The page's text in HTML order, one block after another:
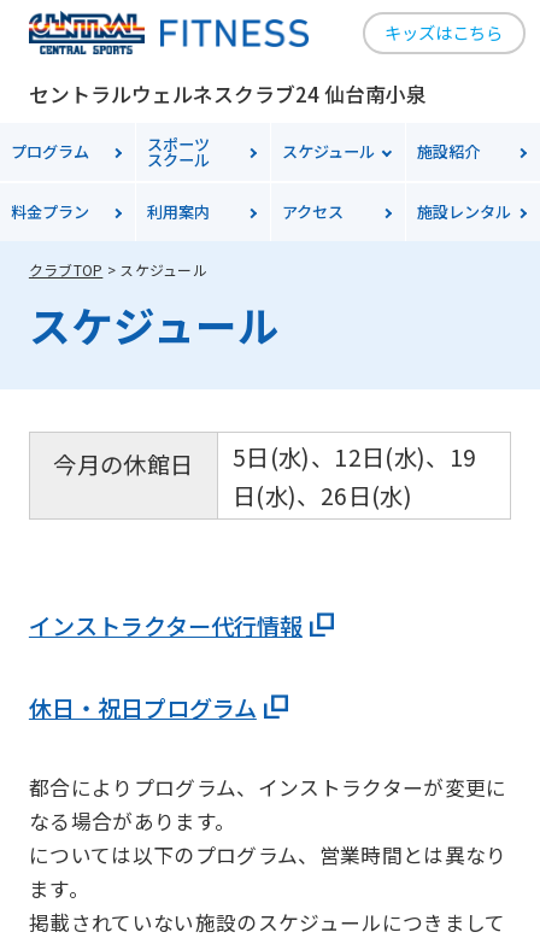
キッズはこちら
セントラルウェルネスクラブ24 仙台南小泉
プログラム スポーツ
スクール スケジュール 施設紹介
料金プラン 利用案内 アクセス 施設レンタル
クラブTOP スケジュール
スケジュール
今月の休館日
5日(水)、12日(水)、19
日(水)、26日(水)
インストラクター代行情報
休日・祝日プログラム
都合によりプログラム、インストラクターが変更に
なる場合があります。
については以下のプログラム、営業時間とは異なり
ます。
掲載されていない施設のスケジュールにつきまして